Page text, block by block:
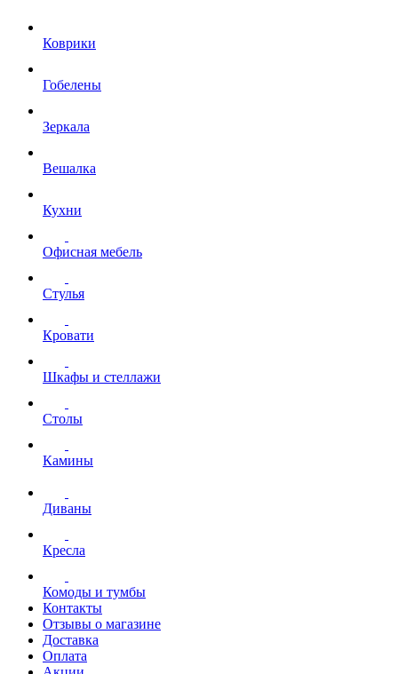
Коврики
Гобелены
Зеркала
Вешалка
Кухни
Офисная мебель
Стулья
Кровати
Шкафы и стеллажи
Столы
Камины
Диваны
Кресла
Комоды и тумбы
Контакты
Отзывы о магазине
Доставка
Оплата